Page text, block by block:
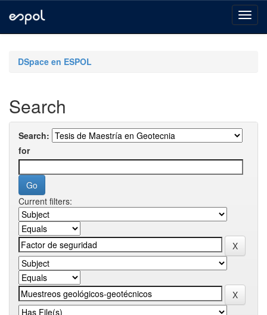
navigationDSpace en ESPOL
Search
Search:
for
Current filters: